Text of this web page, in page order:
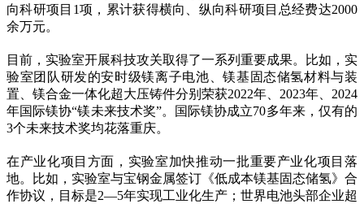
向科研项目1项，累计获得横向、纵向科研项目总经费达2000
余万元。
目前，实验室开展科技攻关取得了一系列重要成果。比如，实
验室团队研发的安时级镁离子电池、镁基固态储氢材料与装
置、镁合金一体化超大压铸件分别荣获2022年、2023年、2024
年国际镁协“镁未来技术奖”。国际镁协成立70多年来，仅有的
3个未来技术奖均花落重庆。
在产业化项目方面，实验室加快推动一批重要产业化项目落
地。比如，实验室与宝钢金属签订《低成本镁基固态储氢》合
作协议，目标是2—5年实现工业化生产；世界电池头部企业超